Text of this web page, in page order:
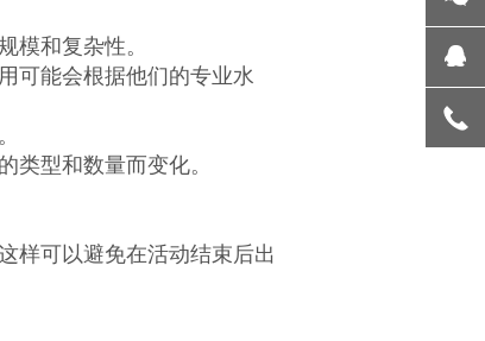
模和复杂性。
可能会根据他们的专业水
类型和数量而变化。
样可以避免在活动结束后出